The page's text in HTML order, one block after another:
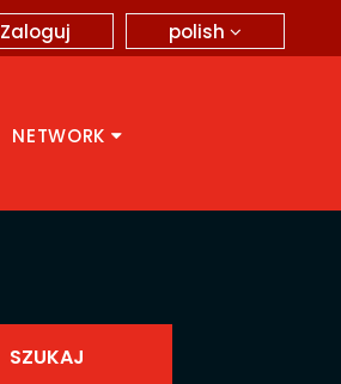
polish
Zaloguj
NETWORK